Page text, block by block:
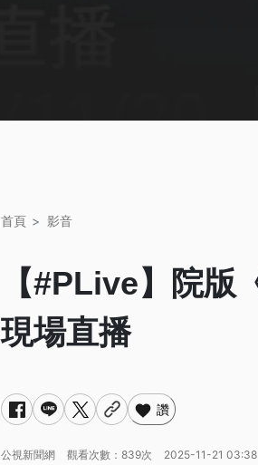
首頁 影音
【#PLive】院版
現場直播
讚
公視新聞網 觀看次數：839次 2025-11-21 03:38